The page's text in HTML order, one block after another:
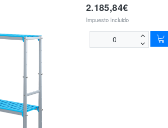
2.185,84€
Impuesto Incluido